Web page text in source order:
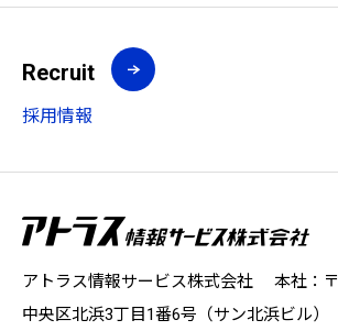
Recruit
採用情報
アトラス情報サービス株式会社 本社：
中央区北浜3丁目1番6号（サン北浜ビル）